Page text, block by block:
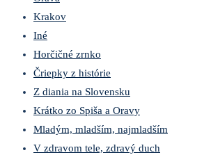
Krakov
Iné
Horčičné zrnko
Čriepky z histórie
Z diania na Slovensku
Krátko zo Spiša a Oravy
Mladým, mladším, najmladším
V zdravom tele, zdravý duch